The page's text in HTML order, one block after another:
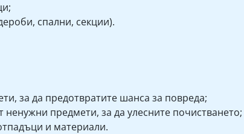
спални, секции).
за да предотвратите шанса за повреда;
предмети, за да улесните почистването;
и материали.